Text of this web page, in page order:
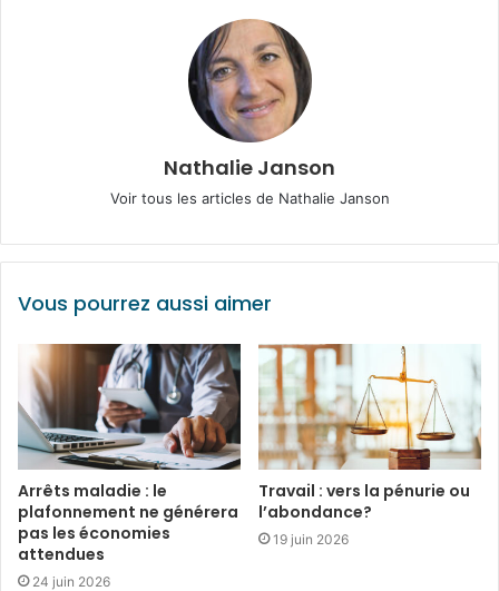
Nathalie Janson
Voir tous les articles de Nathalie Janson
Vous pourrez aussi aimer
Arrêts maladie : le
plafonnement ne générera
pas les économies
attendues
24 juin 2026
Travail : vers la pénurie ou
l’abondance?
19 juin 2026